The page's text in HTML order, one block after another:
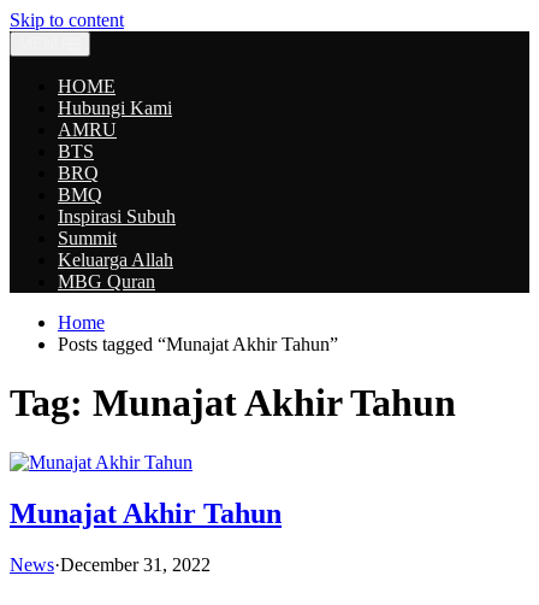
Skip to content
HOME
Hubungi Kami
AMRU
BTS
BRQ
BMQ
Inspirasi Subuh
Summit
Keluarga Allah
MBG Quran
Home
Posts tagged “Munajat Akhir Tahun”
Tag: Munajat Akhir Tahun
Munajat Akhir Tahun
News·December 31, 2022